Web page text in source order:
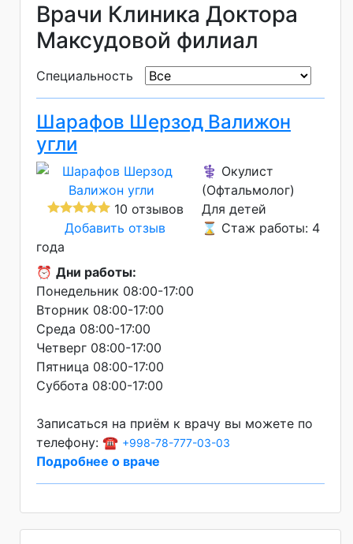
Врачи Клиника Доктора
Максудовой филиал
Специальность
Шарафов Шерзод Валижон
угли
10 отзывов
Добавить отзыв
⚕️ Окулист
(Офтальмолог)
Для детей
⌛ Стаж работы: 4
года
⏰ Дни работы:
Понедельник 08:00-17:00
Вторник 08:00-17:00
Среда 08:00-17:00
Четверг 08:00-17:00
Пятница 08:00-17:00
Суббота 08:00-17:00
Записаться на приём к врачу вы можете по
телефону: ☎️ +998-78-777-03-03
Подробнее о враче